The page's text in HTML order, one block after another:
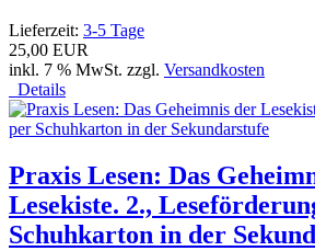
Lieferzeit: 3-5 Tage
25,00 EUR
inkl. 7 % MwSt. zzgl. Versandkosten
Details
Praxis Lesen: Das
Lesekiste. 2.,
Schuhkarton in der